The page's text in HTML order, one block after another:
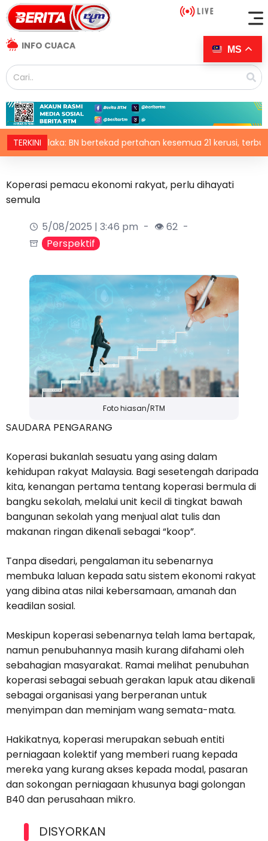
INFO CUACA
TERKINIBN bertekad pertahan kesemua 21 kerusi, terbuka
Koperasi pemacu ekonomi rakyat, perlu dihayati
semula
5/08/2025 | 3:46 pm
👁 62
Perspektif
Foto hiasan/RTM
SAUDARA PENGARANG
Koperasi bukanlah sesuatu yang asing dalam
kehidupan rakyat Malaysia. Bagi sesetengah daripada
kita, kenangan pertama tentang koperasi bermula di
bangku sekolah, melalui unit kecil di tingkat bawah
bangunan sekolah yang menjual alat tulis dan
makanan ringan dikenali sebagai “koop”.
Tanpa disedari, pengalaman itu sebenarnya
membuka laluan kepada satu sistem ekonomi rakyat
yang dibina atas nilai kebersamaan, amanah dan
keadilan sosial.
Meskipun koperasi sebenarnya telah lama bertapak,
namun penubuhannya masih kurang difahami oleh
sebahagian masyarakat. Ramai melihat penubuhan
koperasi sebagai sebuah gerakan lapuk atau dikenali
sebagai organisasi yang berperanan untuk
menyimpan dan meminjam wang semata-mata.
Hakikatnya, koperasi merupakan sebuah entiti
perniagaan kolektif yang memberi ruang kepada
mereka yang kurang akses kepada modal, pasaran
dan sokongan perniagaan khusunya bagi golongan
B40 dan perusahaan mikro.
DISYORKAN
MS